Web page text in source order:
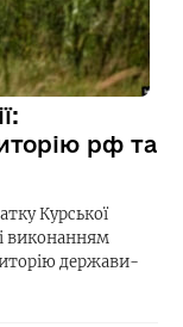
рф та
Курської
виконанням
держави-